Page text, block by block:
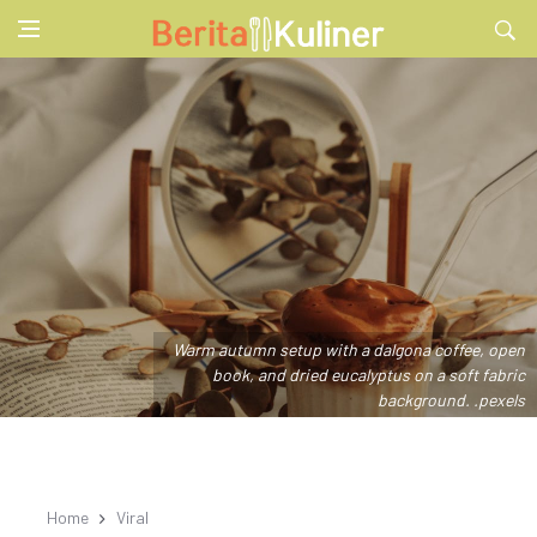
Warm autumn setup with a dalgona coffee, open
book, and dried eucalyptus on a soft fabric
background. .pexels
Home Viral